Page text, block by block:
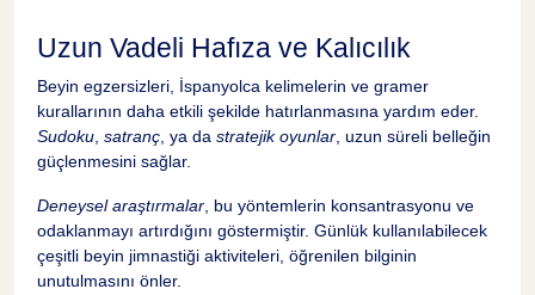
Uzun Vadeli Hafıza ve Kalıcılık
Beyin egzersizleri, İspanyolca kelimelerin ve gramer
kurallarının daha etkili şekilde hatırlanmasına yardım eder.
Sudoku satranç , ya da stratejik oyunlar , uzun süreli belleğin
güçlenmesini sağlar.
Deneysel araştırmalar , bu yöntemlerin konsantrasyonu ve
odaklanmayı artırdığını göstermiştir. Günlük kullanılabilecek
çeşitli beyin jimnastiği aktiviteleri, öğrenilen bilginin
unutulmasını önler.